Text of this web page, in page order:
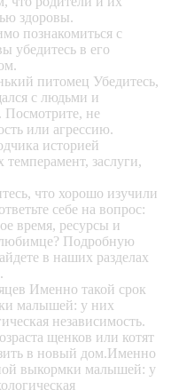
здоровы.
познакомиться с
убедитесь в его
питомец Убедитесь,
с людьми и
Посмотрите, не
или агрессию.
историей
заслуги,
что хорошо изучили
себе на вопрос:
время, ресурсы и
Подробную
в наших разделах
.
Именно такой срок
малышей: у них
независимость.
щенков или котят
в новый дом.Именно
выкормки малышей: у